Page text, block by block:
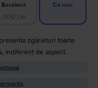
Excelent
-300 Lei
Ca nou
zgârieturi foarte
indiferent de aspect.